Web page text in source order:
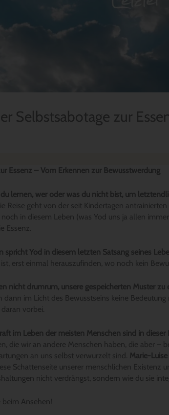
Selbstsabotage zur
Essenz – Vom Erkennen zur Bewusstwerdung
lernen, wer oder was du nicht bist, um
Reise geht von der seit Kindertagen
noch in diesem Leben (was Yod uns ja allen
Essenz.
spricht Yod in diesem letzten Satsang seines
erst einmal herauszufinden, wo noch kein
nicht drumrum, unsere gespeicherten Muster zu
dann im Licht des Bewusstseins keine
daran vorbei.
im Leben der meisten Menschen sind in
die wir an andere Menschen haben, die aber –
an uns selbst verwurzelt sind. Marie-
Schattenseite unserer menschlichen Existenz
nicht verdrängst, sondern wie du sie
beim Ansehen!